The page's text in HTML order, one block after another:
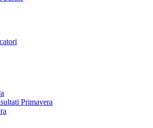
Primavera